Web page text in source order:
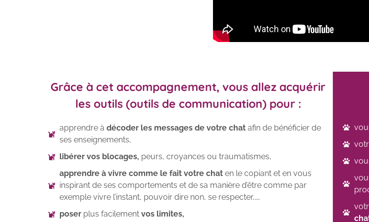
Grâce à cet accompagnement, vous allez acquérir
les outils (outils de communication) pour :
apprendre à décoder les messages de votre chatafin de bénéficier de
ses enseignements,
libérer vos blocages, peurs, croyances ou traumatismes,
apprendre à vivre comme le fait votre chat en le copiant et en vous
inspirant de ses comportements et de sa manière d’être comme par
exemple vivre l’instant, pouvoir dire non, se respecter,…,
poserplus facilement vos limites,